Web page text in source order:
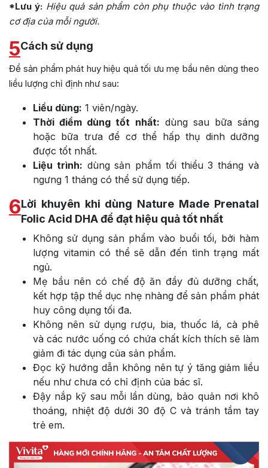
*Lưu ý: Hiệu quả sản phẩm còn phụ thuộc vào tình trạng
cơ địa của mỗi người.
5Cách sử dụng
Để sản phẩm phát huy hiệu quả tối ưu mẹ bầu nên dùng theo
liều lượng chỉ định như sau:
Liều dùng: 1 viên/ngày.
Thời điểm dùng tốt nhất: dùng sau bữa sáng
hoặc bữa trưa để cơ thể hấp thụ dinh dưỡng
được tốt nhất.
Liệu trình: dùng sản phẩm tối thiểu 3 tháng và
ngưng 1 tháng có thể sử dụng tiếp.
6Lời khuyên khi dùng Nature Made Prenatal
Folic Acid DHA để đạt hiệu quả tốt nhất
Không sử dụng sản phẩm vào buổi tối, bởi hàm
lượng vitamin có thể sẽ dẫn đến tình trạng mất
ngủ.
Mẹ bầu nên có chế độ ăn đầy đủ dưỡng chất,
kết hợp tập thể dục nhẹ nhàng để sản phẩm phát
huy công dụng tối đa.
Không nên sử dụng rượu, bia, thuốc lá, cà phê
và các nước uống có chứa chất kích thích sẽ làm
giảm đi tác dụng của sản phẩm.
Đọc kỹ hướng dẫn không nên tự ý tăng giảm liều
nếu như chưa có chỉ định của bác sĩ.
Đậy nắp kỹ sau mỗi lần dùng, bảo quản nơi khô
thoáng, nhiệt độ dưới 30 độ C và tránh tầm tay
trẻ em.